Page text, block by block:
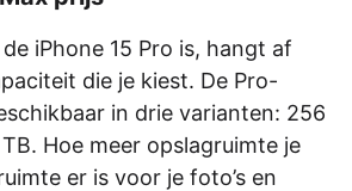
iPhone 15 Pro is, hangt af
die je kiest. De Pro-
in drie varianten: 256
TB. Hoe meer opslagruimte je
er is voor je foto’s en